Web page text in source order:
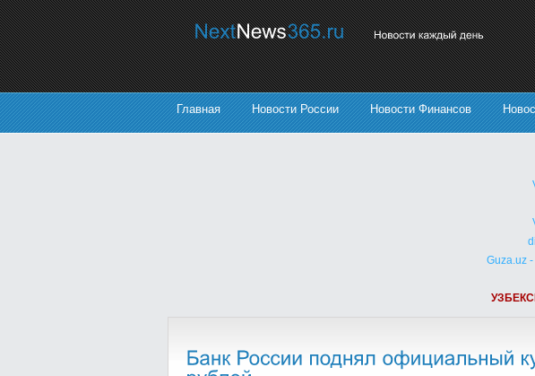
Главная Новости России Новости Финансов
Guza.uz